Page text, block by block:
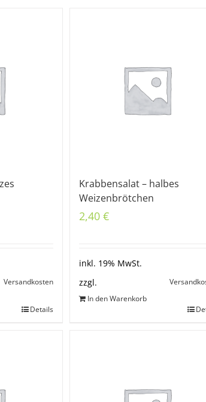
Versandkosten
Details
Krabbensalat – halbes
Weizenbrötchen
2,40 €
inkl. 19% MwSt.
zzgl.
In den Warenkorb